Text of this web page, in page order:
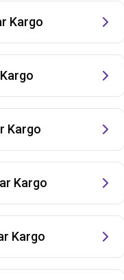
Kargo
Kargo
Kargo
Kargo